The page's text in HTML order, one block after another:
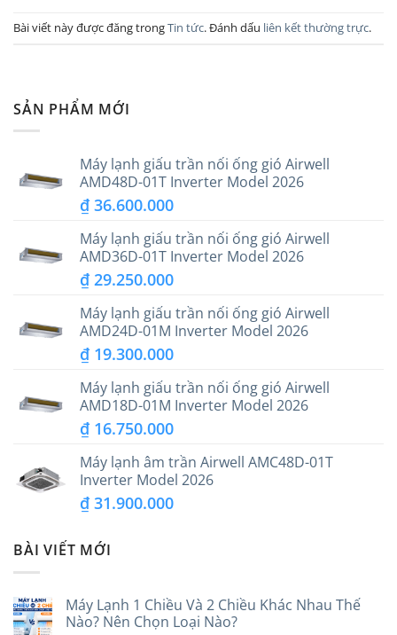
Bài viết này được đăng trongTin tức. Đánh dấu liên kết thường trực.
SẢN PHẨM MỚI
Máy lạnh giấu trần nối ống gió Airwell
AMD48D-01T Inverter Model 2026
₫ 36.600.000
Máy lạnh giấu trần nối ống gió Airwell
AMD36D-01T Inverter Model 2026
₫ 29.250.000
Máy lạnh giấu trần nối ống gió Airwell
AMD24D-01M Inverter Model 2026
₫ 19.300.000
Máy lạnh giấu trần nối ống gió Airwell
AMD18D-01M Inverter Model 2026
₫ 16.750.000
Máy lạnh âm trần Airwell AMC48D-01T
Inverter Model 2026
₫ 31.900.000
BÀI VIẾT MỚI
Máy Lạnh 1 Chiều Và 2 Chiều Khác Nhau Thế
Nào? Nên Chọn Loại Nào?